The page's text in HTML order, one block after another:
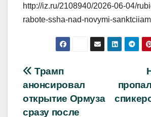
http://iz.ru/2108940/2026-06-04/
rabote-ssha-nad-novymi-
Навигация
по
Трамп
анонсировал
открытие Ормуза
сразу после